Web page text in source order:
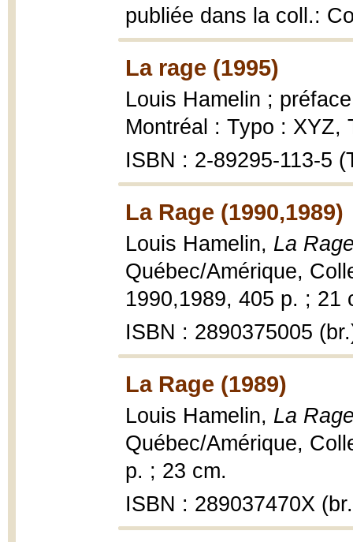
publiée dans la coll.:
La rage (1995)
Louis Hamelin ;
Montréal : Typo : XYZ,
ISBN : 2-89295-113-5
La Rage (1990,1989)
Louis Hamelin, La
Québec/Amérique,
1990,1989, 405 p. ; 21
ISBN : 2890375005
La Rage (1989)
Louis Hamelin, La
Québec/Amérique,
p. ; 23 cm.
ISBN : 289037470X